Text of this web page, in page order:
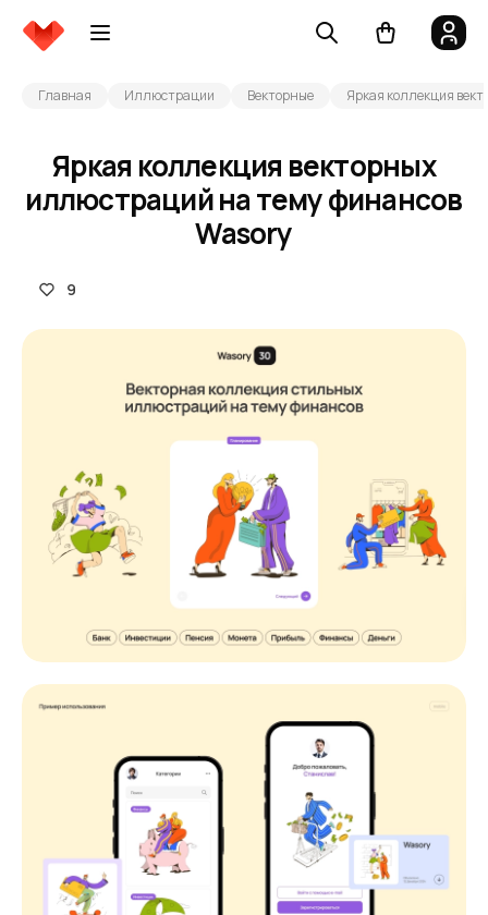
Главная Иллюстрации Векторные Яркая коллекция
Яркая коллекция векторных
иллюстраций на тему финансов
Wasory
9